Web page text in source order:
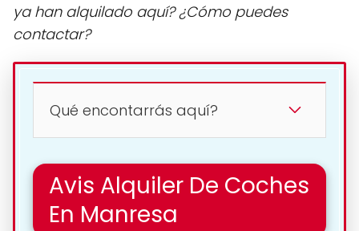
ya han alquilado aquí? ¿Cómo puedes
contactar?
Qué encontarrás aquí?
Avis Alquiler De Coches
En Manresa